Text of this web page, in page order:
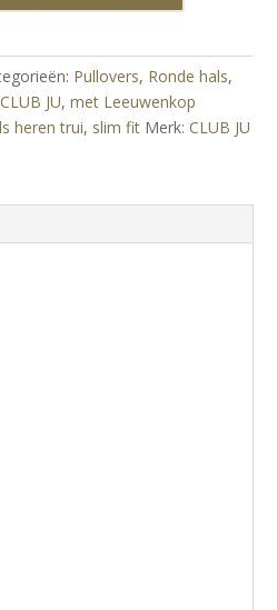
Pullovers, Ronde hals,
CLUB JU,met Leeuwenkop
heren trui, slim fit Merk:CLUB JU